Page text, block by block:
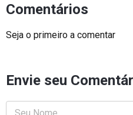
Comentários
Seja o primeiro a comentar
Envie seu